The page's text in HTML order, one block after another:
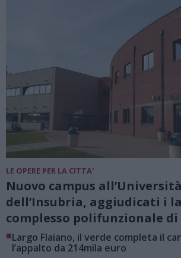
LE OPERE PER LA CITTA'
Nuovo campus all’Università
dell’Insubria, aggiudicati i
complesso polifunzionale di
■Largo Flaiano, il verde completa il
l’appalto da 214mila euro